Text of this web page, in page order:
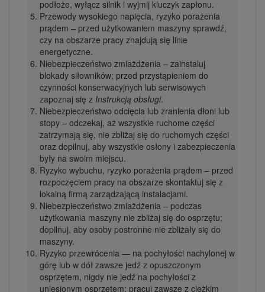
podłoże, wyłącz silnik i wyjmij kluczyk zapłonu.
Przewody wysokiego napięcia, ryzyko porażenia
prądem – przed użytkowaniem maszyny sprawdź,
czy na obszarze pracy znajdują się linie
energetyczne.
Niebezpieczeństwo zmiażdżenia – zainstaluj
blokady siłowników; przed przystąpieniem do
czynności konserwacyjnych lub serwisowych
zapoznaj się z Instrukcją obsługi.
Niebezpieczeństwo odcięcia lub zranienia dłoni lub
stopy – odczekaj, aż wszystkie ruchome części
zatrzymają się, nie zbliżaj się do ruchomych części
oraz dopilnuj, aby wszystkie osłony i zabezpieczenia
były na swoim miejscu.
Ryzyko wybuchu, ryzyko porażenia prądem – przed
rozpoczęciem pracy na obszarze skontaktuj się z
lokalną firmą zarządzającą instalacjami.
Niebezpieczeństwo zmiażdżenia – podczas
użytkowania maszyny nie zbliżaj się do osprzętu;
dopilnuj, aby osoby postronne nie zbliżały się do
maszyny.
Ryzyko przewrócenia — na pochyłości nachylonej w
górę lub w dół zawsze jedź z opuszczonym
osprzętem, nigdy nie jedź na pochyłości z
uniesionym osprzętem; pracuj zawsze z ciężkim